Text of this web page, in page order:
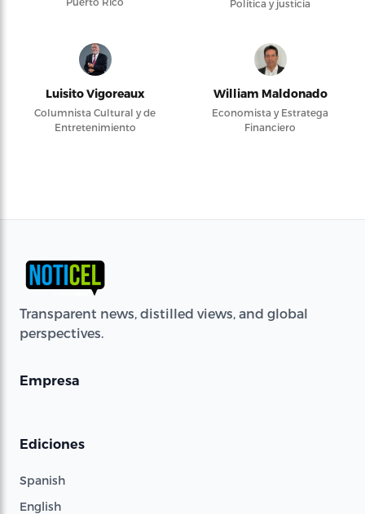
Política y justicia
Luisito Vigoreaux
Columnista Cultural y de
Entretenimiento
William Maldonado
Economista y Estratega
Financiero
Transparent news, distilled views, and global
perspectives.
Empresa
Ediciones
Spanish
English